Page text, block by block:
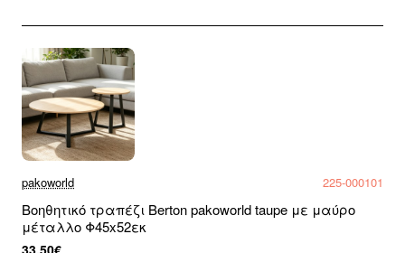
pakoworld 225-000101
Βοηθητικό τραπέζι Berton pakoworld taupe με μαύρο
μέταλλο Φ45x52εκ
33,50€